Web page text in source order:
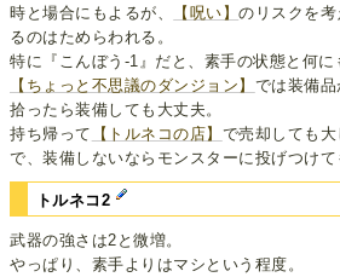
時と場合にもよるが、
【呪い】のリスクを
るのはためらわれる。
特に『こんぼう-1』だと、素手の状態と何に
【ちょっと不思議のダンジョン】 では装備品
拾ったら装備しても大丈夫。
持ち帰って
【トルネコの店】 で売却しても
で、装備しないならモンスターに投げつけて
トルネコ2
武器の強さは2と微増。
やっぱり、素手よりはマシという程度。